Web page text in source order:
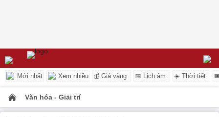
Mới nhất Xem nhiều 💰 Giá vàng 📅 Lịch âm ☀️ Thời tiết
Văn hóa - Giải trí